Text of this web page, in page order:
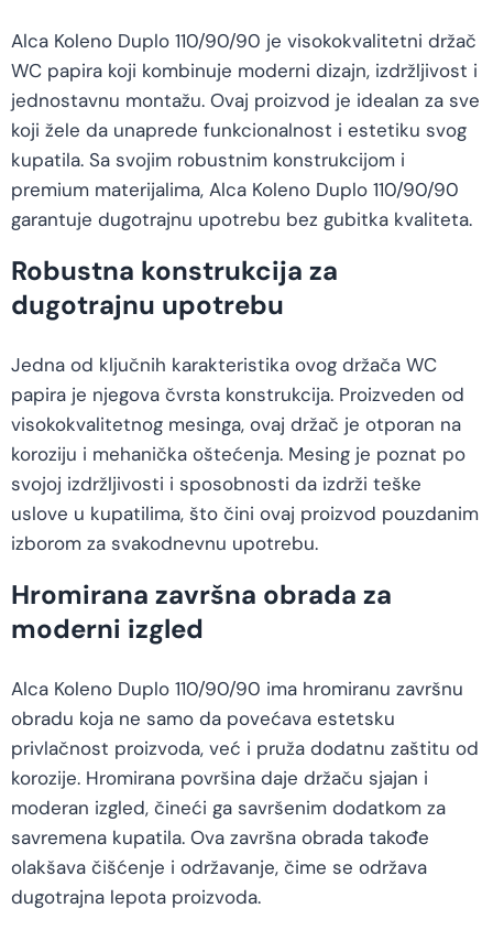
Alca Koleno Duplo 110/90/90 je visokokvalitetni držač
WC papira koji kombinuje moderni dizajn, izdržljivost i
jednostavnu montažu. Ovaj proizvod je idealan za sve
koji žele da unaprede funkcionalnost i estetiku svog
kupatila. Sa svojim robustnim konstrukcijom i
premium materijalima, Alca Koleno Duplo 110/90/90
garantuje dugotrajnu upotrebu bez gubitka kvaliteta.
Robustna konstrukcija za
dugotrajnu upotrebu
Jedna od ključnih karakteristika ovog držača WC
papira je njegova čvrsta konstrukcija. Proizveden od
visokokvalitetnog mesinga, ovaj držač je otporan na
koroziju i mehanička oštećenja. Mesing je poznat po
svojoj izdržljivosti i sposobnosti da izdrži teške
uslove u kupatilima, što čini ovaj proizvod pouzdanim
izborom za svakodnevnu upotrebu.
Hromirana završna obrada za
moderni izgled
Alca Koleno Duplo 110/90/90 ima hromiranu završnu
obradu koja ne samo da povećava estetsku
privlačnost proizvoda, već i pruža dodatnu zaštitu od
korozije. Hromirana površina daje držaču sjajan i
moderan izgled, čineći ga savršenim dodatkom za
savremena kupatila. Ova završna obrada takođe
olakšava čišćenje i održavanje, čime se održava
dugotrajna lepota proizvoda.